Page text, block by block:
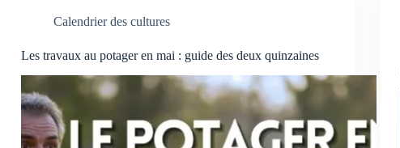
jaunissent
:
et
agir.
Calendrier des cultures
Les travaux au potager en mai : guide des deux quinzaines